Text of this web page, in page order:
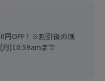
円OFF！※割引後の価
)10:59amまで